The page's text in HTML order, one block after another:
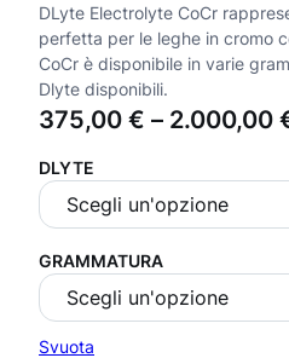
DLyte Electrolyte CoCr
perfetta per le leghe in cromo
CoCr è disponibile in varie
Dlyte disponibili.
375,00 € – 2.000,00
DLYTE
GRAMMATURA
Svuota